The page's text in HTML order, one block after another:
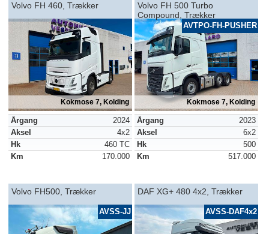
Volvo FH 460, Trækker
Kokmose 7, Kolding
Årgang
2024
Aksel
4x2
Hk
460 TC
Km
170.000
Volvo FH 500 Turbo
Compound, Trækker
AVTPO-FH-PUSHER
Kokmose 7, Kolding
Årgang
2023
Aksel
6x2
Hk
500
Km
517.000
Volvo FH500, Trækker
AVSS-JJ
DAF XG+ 480 4x2, Trækker
AVSS-DAF4x2